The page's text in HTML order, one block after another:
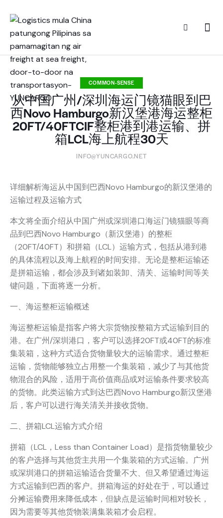
COMMON-SENSE
从中国广州/深圳海运门镜猫眼到巴
西Novo Hamburgo新汉堡港海运整柜
20FT/40FTCIF整柜港到港运输、拼
箱LCL海上航程30天
INFO@YUNCARGO.NET
详细解析海运从中国到巴西Novo Hamburgo的新汉堡港的
运输过程及运输方式
本文将全面介绍从中国广州或深圳港口海运门镜猫眼等商
品到巴西Novo Hamburgo（新汉堡港）的整柜
（20FT/40FT）和拼箱（LCL）运输方式，包括从港到港
的具体流程以及海上航程的时间安排。无论是整柜运输还
是拼箱运输，都会涉及到诸如装卸、清关、运输时间等关
键问题，下面将逐一分析。
一、海运整柜运输概述
海运整柜运输是指客户将大宗货物按整箱方式运输到目的
港。在广州/深圳港口，客户可以选择20FT或40FT的标准
集装箱，这种方式适合货物量较大的运输需求。通过整柜
运输，货物能够独立占用整一个集装箱，减少了与其他货
物混合的风险，适用于高价值商品或对运输条件要求较高
的货物。此类运输方式到达巴西Novo Hamburgo新汉堡港
后，客户可以进行海关清关并接收货物。
二、拼箱LCL运输方式介绍
拼箱（LCL，Less than Container Load）是指货物量较少
的客户选择与其他货主共用一个集装箱的方式运输。广州
或深圳港口的拼箱运输适合货量不大、但又希望通过海运
方式运输到巴西的客户。拼箱海运的好处在于，可以通过
分摊运输费用来降低成本，但缺点是运输时间相对较长，
因为需要等其他货物装满集装箱才会启程。